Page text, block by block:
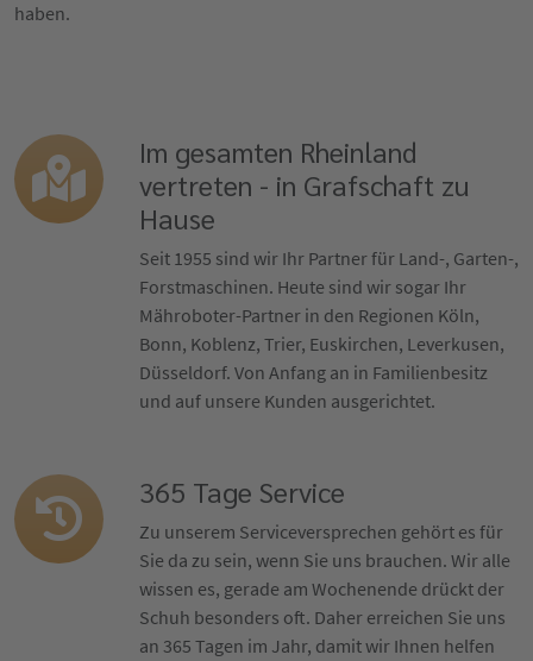
haben.
Im gesamten Rheinland
vertreten - in Grafschaft zu
Hause
Seit 1955 sind wir Ihr Partner für Land-, Garten-,
Forstmaschinen. Heute sind wir sogar Ihr
Mähroboter-Partner in den Regionen Köln,
Bonn, Koblenz, Trier, Euskirchen, Leverkusen,
Düsseldorf. Von Anfang an in Familienbesitz
und auf unsere Kunden ausgerichtet.
365 Tage Service
Zu unserem Serviceversprechen gehört es für
Sie da zu sein, wenn Sie uns brauchen. Wir alle
wissen es, gerade am Wochenende drückt der
Schuh besonders oft. Daher erreichen Sie uns
an 365 Tagen im Jahr, damit wir Ihnen helfen